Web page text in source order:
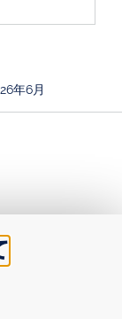
年6月